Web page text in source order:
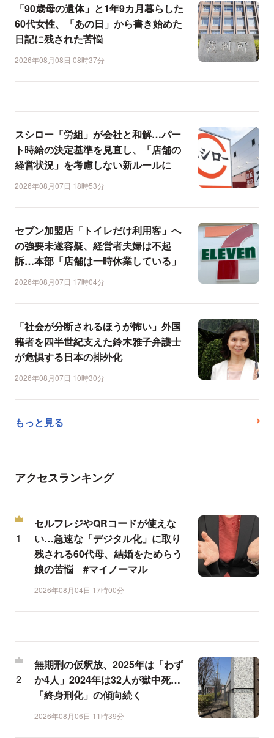
「90歳母の遺体」と1年9カ月暮らした
60代女性、「あの日」から書き始めた
日記に残された苦悩
2026年08月08日 08時37分
スシロー「労組」が会社と和解…パー
ト時給の決定基準を見直し、「店舗の
経営状況」を考慮しない新ルールに
2026年08月07日 18時53分
セブン加盟店「トイレだけ利用客」へ
の強要未遂容疑、経営者夫婦は不起
訴…本部「店舗は一時休業している」
2026年08月07日 17時04分
「社会が分断されるほうが怖い」外国
籍者を四半世紀支えた鈴木雅子弁護士
が危惧する日本の排外化
2026年08月07日 10時30分
もっと見る
アクセスランキング
セルフレジやQRコードが使えな
い…急速な「デジタル化」に取り
残される60代母、結婚をためらう
娘の苦悩 #マイノーマル
2026年08月04日 17時00分
無期刑の仮釈放、2025年は「わず
か4人」2024年は32人が獄中死…
「終身刑化」の傾向続く
2026年08月06日 11時39分